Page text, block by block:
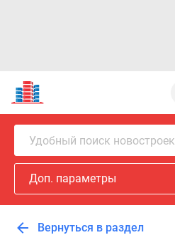
Новостройки
Квартиры
Ипотека
Новостройки
Москвы
Новостройки
Подмосковья
Новостройки
Москвы
Удобный поиск новостроек
Доп. параметры
Вернуться в раздел